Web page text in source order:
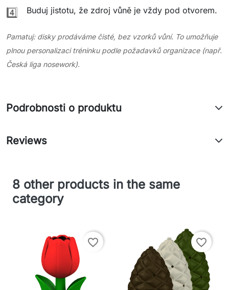
4️⃣ Buduj jistotu, že zdroj vůně je vždy pod otvorem.
Pamatuj: disky prodáváme čisté, bez vzorků vůní. To umožňuje
plnou personalizaci tréninku podle požadavků organizace (např.
Česká liga nosework).
Podrobnosti o produktu
Reviews
8 other products in the same
category
favorite_border favorite_border